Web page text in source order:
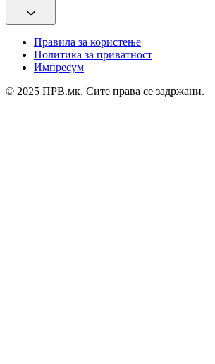
Правила за користење
Политика за приватност
Импресум
© 2025 ПРВ.мк. Сите права се задржани.